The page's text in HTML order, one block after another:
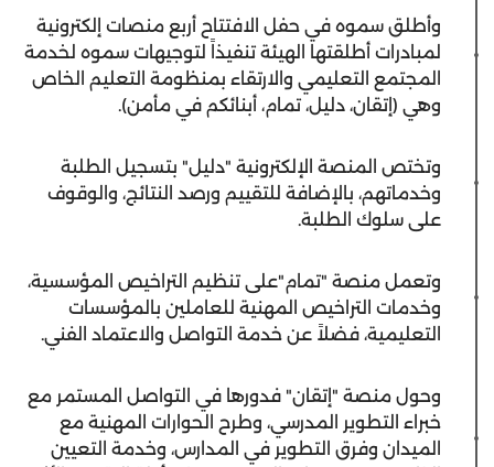
وأطلق سموه في حفل الافتتاح أربع منصات إلكترونية
لمبادرات أطلقتها الهيئة تنفيذاً لتوجيهات سموه لخدمة
المجتمع التعليمي والارتقاء بمنظومة التعليم الخاص
وهي (إتقان، دليل، تمام، أبنائكم في مأمن).
وتختص المنصة الإلكترونية "دليل" بتسجيل الطلبة
وخدماتهم، بالإضافة للتقييم ورصد النتائج، والوقوف
على سلوك الطلبة.
وتعمل منصة "تمام"على تنظيم التراخيص المؤسسية،
وخدمات التراخيص المهنية للعاملين بالمؤسسات
التعليمية، فضلاً عن خدمة التواصل والاعتماد الفني.
وحول منصة "إتقان" فدورها في التواصل المستمر مع
خبراء التطوير المدرسي، وطرح الحوارات المهنية مع
الميدان وفرق التطوير في المدارس، وخدمة التعيين